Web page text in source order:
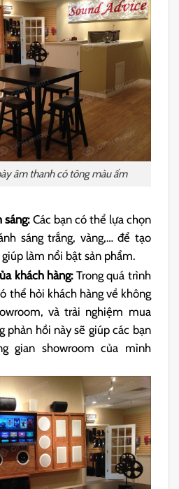
âm thanh có tông màu ấm
sáng:Các bạn có thể lựa chọn
sáng trắng, vàng,… để tạo
làm nổi bật sản phẩm.
khách hàng:Trong quá trình
thể hỏi khách hàng về không
và trải nghiệm mua
phản hồi này sẽ giúp các bạn
gian showroom của mình